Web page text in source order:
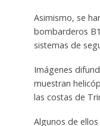
Asimismo, se
bombarderos
sistemas de
Imágenes
muestran
las costas de
Algunos de